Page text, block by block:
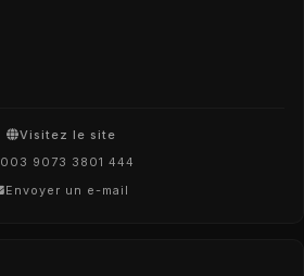
Visitez le site
003 9073 3801 444
Envoyer un e-mail